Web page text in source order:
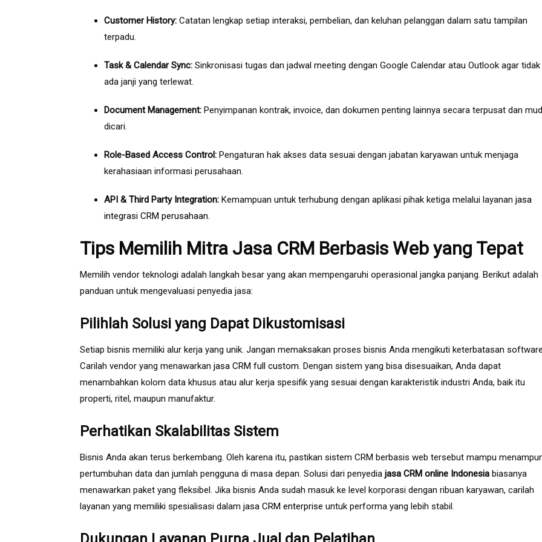
Customer History: Catatan lengkap setiap interaksi, pembelian, dan keluhan pelanggan dalam satu tampilan
terpadu.
Task & Calendar Sync: Sinkronisasi tugas dan jadwal meeting dengan Google Calendar atau Outlook agar tidak
ada janji yang terlewat.
Document Management: Penyimpanan kontrak, invoice, dan dokumen penting lainnya secara terpusat dan
dicari.
Role-Based Access Control: Pengaturan hak akses data sesuai dengan jabatan karyawan untuk menjaga
kerahasiaan informasi perusahaan.
API & Third Party Integration: Kemampuan untuk terhubung dengan aplikasi pihak ketiga melalui layanan jasa
integrasi CRM perusahaan.
Tips Memilih Mitra Jasa CRM Berbasis Web yang Tepat
Memilih vendor teknologi adalah langkah besar yang akan mempengaruhi operasional jangka panjang. Berikut adalah
panduan untuk mengevaluasi penyedia jasa:
Pilihlah Solusi yang Dapat Dikustomisasi
Setiap bisnis memiliki alur kerja yang unik. Jangan memaksakan proses bisnis Anda mengikuti keterbatasan
Carilah vendor yang menawarkan jasa CRM full custom. Dengan sistem yang bisa disesuaikan, Anda dapat
menambahkan kolom data khusus atau alur kerja spesifik yang sesuai dengan karakteristik industri Anda, baik itu
properti, ritel, maupun manufaktur.
Perhatikan Skalabilitas Sistem
Bisnis Anda akan terus berkembang. Oleh karena itu, pastikan sistem CRM berbasis web tersebut mampu
pertumbuhan data dan jumlah pengguna di masa depan. Solusi dari penyedia jasa CRM online Indonesia biasanya
menawarkan paket yang fleksibel. Jika bisnis Anda sudah masuk ke level korporasi dengan ribuan karyawan, carilah
layanan yang memiliki spesialisasi dalam jasa CRM enterprise untuk performa yang lebih stabil.